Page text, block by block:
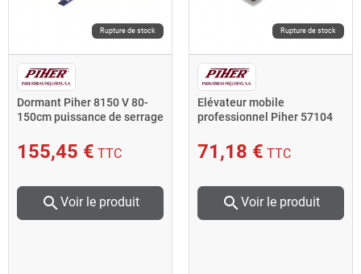
Rupture de stock
Dormant Piher 8150 V 80-
150cm puissance de serrage
155,45 € TTC
search Voir le produit
Rupture de stock
Elévateur mobile
professionnel Piher 57104
71,18 € TTC
search Voir le produit